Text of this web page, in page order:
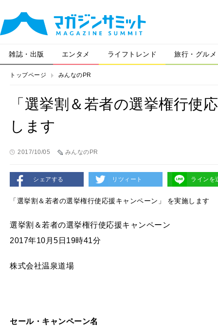
雑誌・出版 エンタメ ライフトレンド 旅行・グルメ
トップページ みんなのPR
「選挙割＆若者の選挙権行使
します
2017/10/05 みんなのPR
シェアする リツィート ラインを
「選挙割＆若者の選挙権行使応援キャンペーン」 を実施します
選挙割＆若者の選挙権行使応援キャンペーン
2017年10月5日19時41分
株式会社温泉道場
セール・キャンペーン名